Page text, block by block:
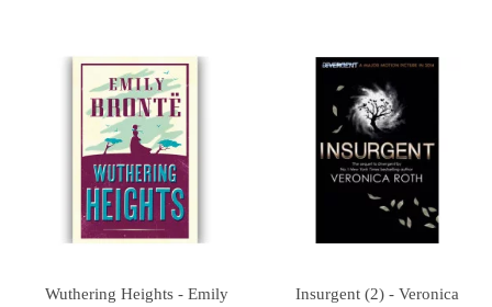
The Winner Stands Alone -
Normal People - Sally